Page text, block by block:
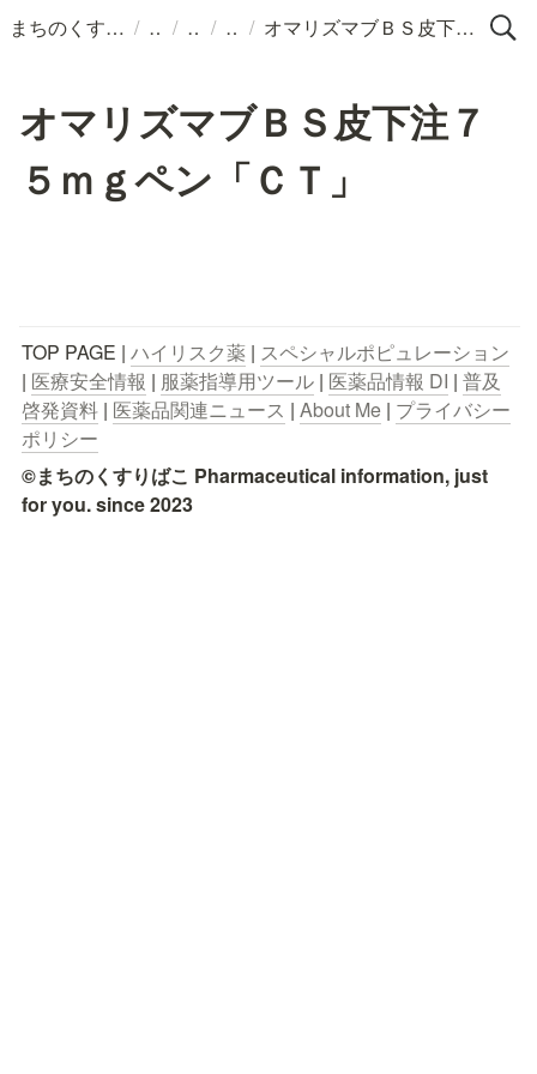
まちのくすりばこ / / / / オマリズマブＢＳ皮下注７５ｍｇペン「ＣＴ」
オマリズマブＢＳ皮下注７
５ｍｇペン「ＣＴ」
TOP PAGE | ハイリスク薬 | スペシャルポピュレーション
| 医療安全情報 | 服薬指導用ツール | 医薬品情報 DI | 普及
啓発資料 | 医薬品関連ニュース | About Me | プライバシー
ポリシー
©まちのくすりばこ Pharmaceutical information, just
for you. since 2023